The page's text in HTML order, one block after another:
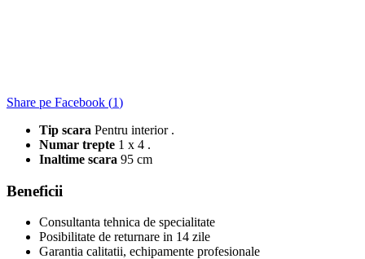
Share pe Facebook (1)
Tip scara Pentru interior .
Numar trepte 1 x 4 .
Inaltime scara 95 cm
Beneficii
Consultanta tehnica de specialitate
Posibilitate de returnare in 14 zile
Garantia calitatii, echipamente profesionale